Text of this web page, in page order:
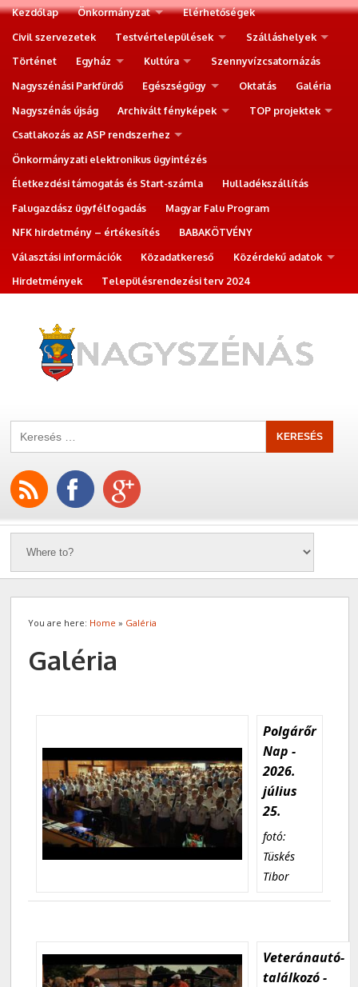
Kezdőlap Önkormányzat
Elérhetőségek
Civil szervezetek
Testvértelepülések
Szálláshelyek
Történet
Egyház Kultúra
Szennyvízcsatornázás
Nagyszénási Parkfürdő
Egészségügy Oktatás
Galéria
Nagyszénás újság
Archivált fényképek
TOP projektek
Csatlakozás az ASP rendszerhez
Önkormányzati elektronikus ügyintézés
Életkezdési támogatás és Start-számla
Hulladékszállítás
Falugazdász ügyfélfogadás
Magyar Falu Program
NFK hirdetmény – értékesítés
BABAKÖTVÉNY
Választási információk
Közadatkereső
Közérdekű adatok
Hirdetmények
Településrendezési terv 2024
You are here: Home » Galéria
Galéria
Polgárőr
Nap -
2026.
július
25.
fotó:
Tüskés
Tibor
Veteránautó-
találkozó -